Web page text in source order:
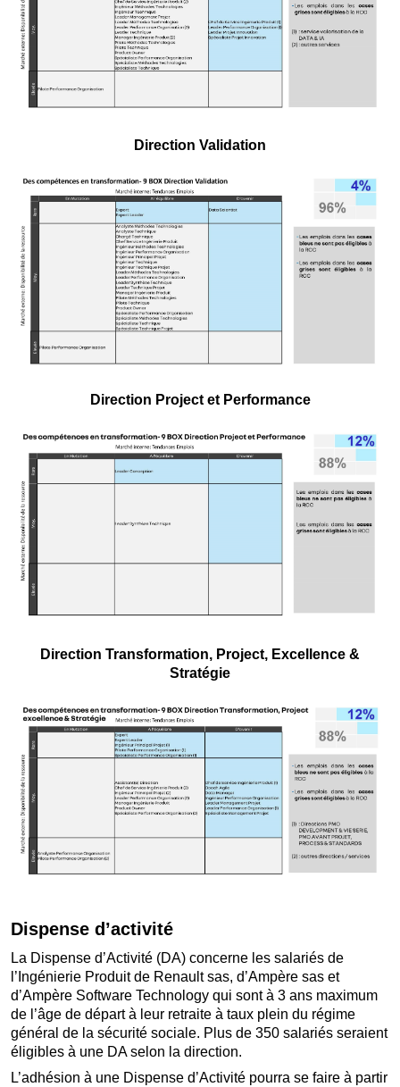
Direction Validation
Direction Project et Performance
Direction Transformation, Project, Excellence &
Stratégie
Dispense d’activité
La Dispense d’Activité (DA) concerne les salariés de
l’Ingénierie Produit de Renault sas, d’Ampère sas et
d’Ampère Software Technology qui sont à 3 ans maximum
de l’âge de départ à leur retraite à taux plein du régime
général de la sécurité sociale. Plus de 350 salariés seraient
éligibles à une DA selon la direction.
L’adhésion à une Dispense d’Activité pourra se faire à partir